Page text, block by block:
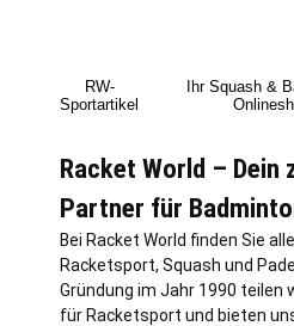
RW-
Sportartikel
Ihr Squash &
Racket World – Dein
Partner für
Bei Racket World finden Sie
Racketsport, Squash und
Gründung im Jahr 1990 teilen
für Racketsport und bieten